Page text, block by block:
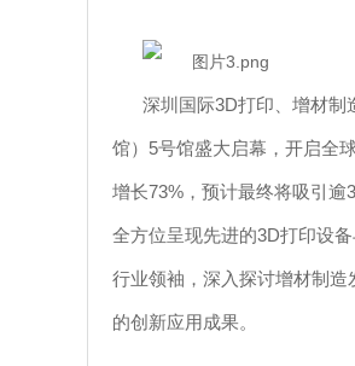
深圳国际3D打印、增材制
馆） 5号馆盛大启幕，开启全球
增长73% ，预计最终将吸引逾
全方位呈现先进的3D打印设
行业领袖，深入探讨增材制造
的创新应用成果。